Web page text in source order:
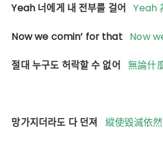
Yeah 너에게 내 전부를 걸어Yeah
Now we comin’ for that Now
절대 누구도 허락할 수 없어無論什
망가지더라도 다 던져 縱使毀滅依